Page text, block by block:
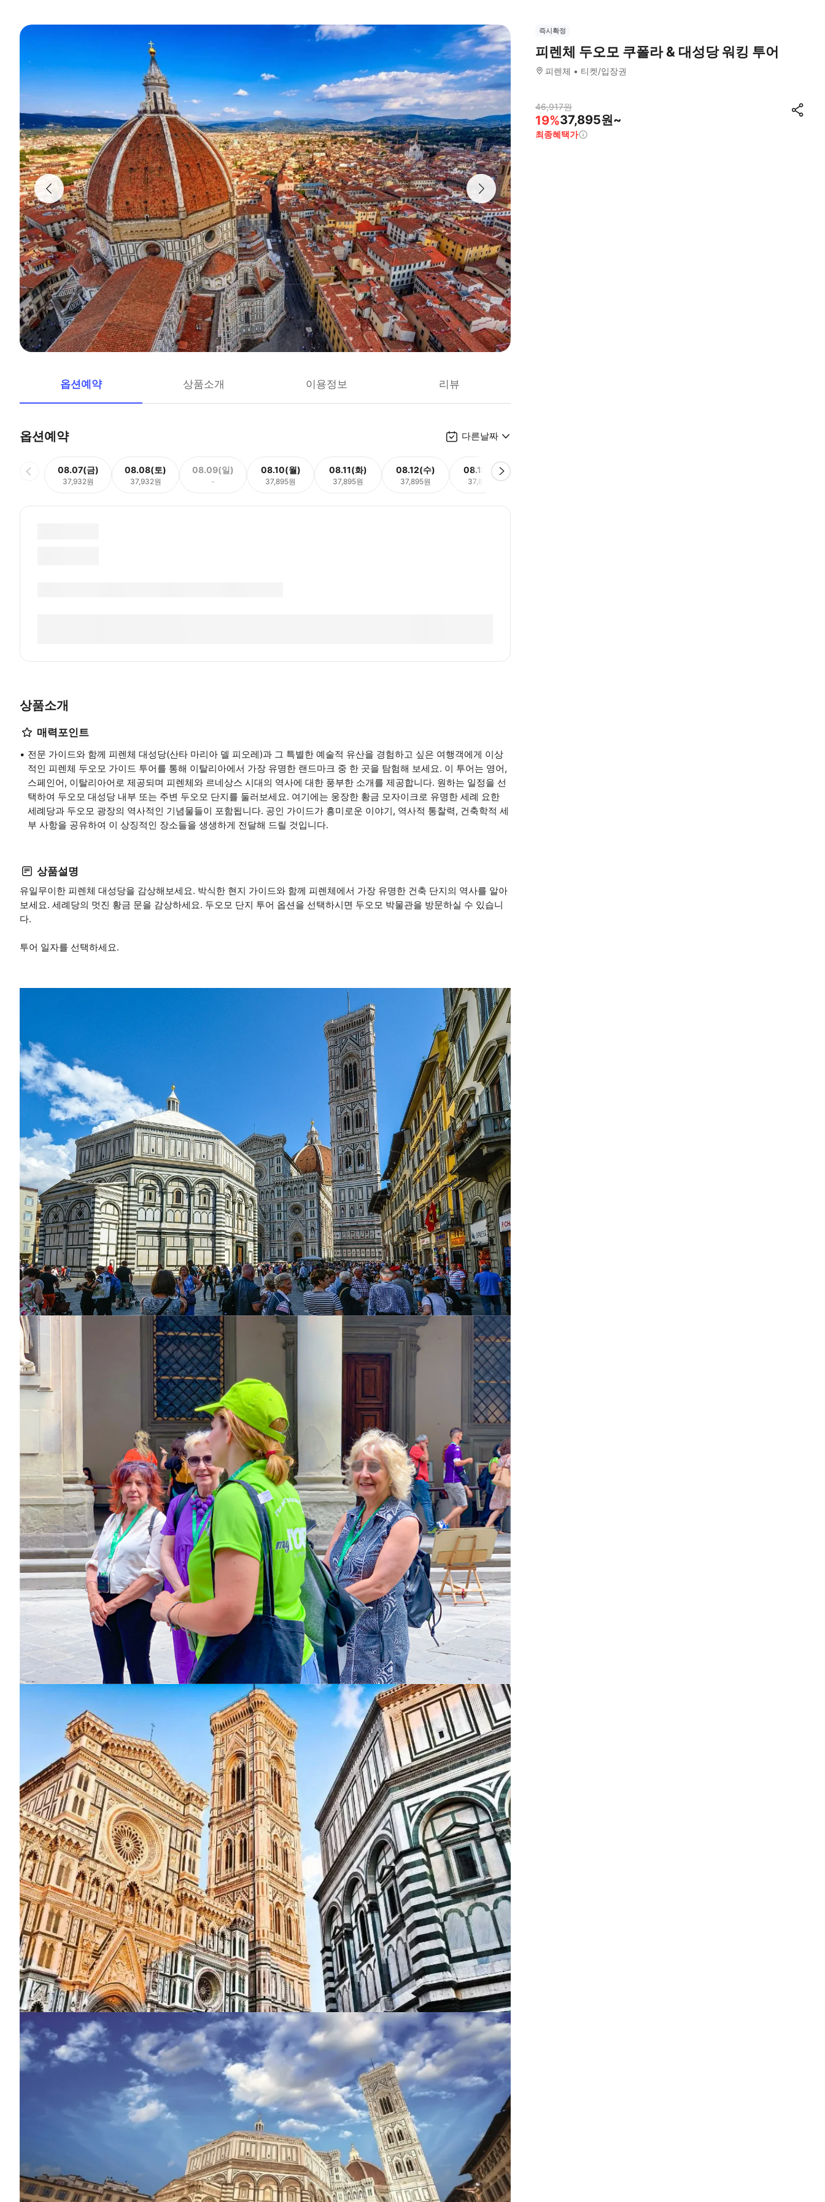
옵션예약 상품소개 이용정보 리뷰
옵션예약 다른날짜
08.07(금)
37,932원
08.08(토)
37,932원
08.09(일)
-
08.10(월)
37,895원
08.11(화)
37,895원
08.12(수)
37,895원
08.13(목)
37,895원
상품소개
매력포인트
전문 가이드와 함께 피렌체 대성당(산타 마리아 델 피오레)과 그 특별한 예술적 유산을 경험하고 싶은 여행객에게 이상
적인 피렌체 두오모 가이드 투어를 통해 이탈리아에서 가장 유명한 랜드마크 중 한 곳을 탐험해 보세요. 이 투어는 영어,
스페인어, 이탈리아어로 제공되며 피렌체와 르네상스 시대의 역사에 대한 풍부한 소개를 제공합니다. 원하는 일정을 선
택하여 두오모 대성당 내부 또는 주변 두오모 단지를 둘러보세요. 여기에는 웅장한 황금 모자이크로 유명한 세례 요한
세례당과 두오모 광장의 역사적인 기념물들이 포함됩니다. 공인 가이드가 흥미로운 이야기, 역사적 통찰력, 건축학적 세
부 사항을 공유하여 이 상징적인 장소들을 생생하게 전달해 드릴 것입니다.
상품설명
유일무이한 피렌체 대성당을 감상해보세요. 박식한 현지 가이드와 함께 피렌체에서 가장 유명한 건축 단지의 역사를 알아
보세요. 세례당의 멋진 황금 문을 감상하세요. 두오모 단지 투어 옵션을 선택하시면 두오모 박물관을 방문하실 수 있습니
다.
투어 일자를 선택하세요.
즉시확정
피렌체 두오모 쿠폴라 & 대성당 워킹 투어
피렌체 티켓/입장권
46,917원
19%37,895원~
최종혜택가